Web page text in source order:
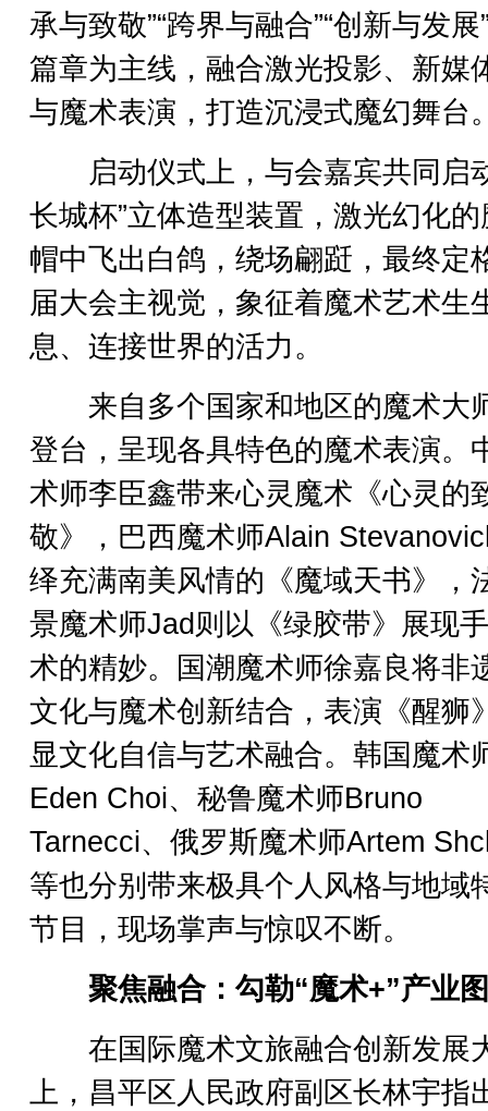
承与致敬”“跨界与融合”“创新与发展
篇章为主线，融合激光投影、新媒
与魔术表演，打造沉浸式魔幻舞台
启动仪式上，与会嘉宾共同启
长城杯”立体造型装置，激光幻化
帽中飞出白鸽，绕场翩跹，最终定
届大会主视觉，象征着魔术艺术生
息、连接世界的活力。
来自多个国家和地区的魔术大
登台，呈现各具特色的魔术表演。
术师李臣鑫带来心灵魔术《心灵的
敬》，巴西魔术师Alain
绎充满南美风情的《魔域天书》，
景魔术师Jad则以《绿胶带》展现
术的精妙。国潮魔术师徐嘉良将非
文化与魔术创新结合，表演《醒狮
显文化自信与艺术融合。韩国魔术
Eden Choi、秘鲁魔术师Bruno
Tarnecci、俄罗斯魔术师Artem
等也分别带来极具个人风格与地域
节目，现场掌声与惊叹不断。
聚焦融合：勾勒“魔术+”产业
在国际魔术文旅融合创新发展
上，昌平区人民政府副区长林宇指